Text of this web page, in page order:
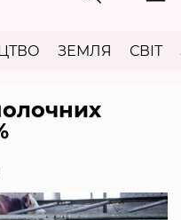
ЗЕМЛЯ СВІТ